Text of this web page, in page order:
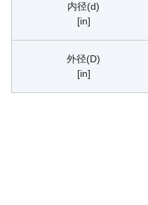
内径(d)
[in]
外径(D)
[in]